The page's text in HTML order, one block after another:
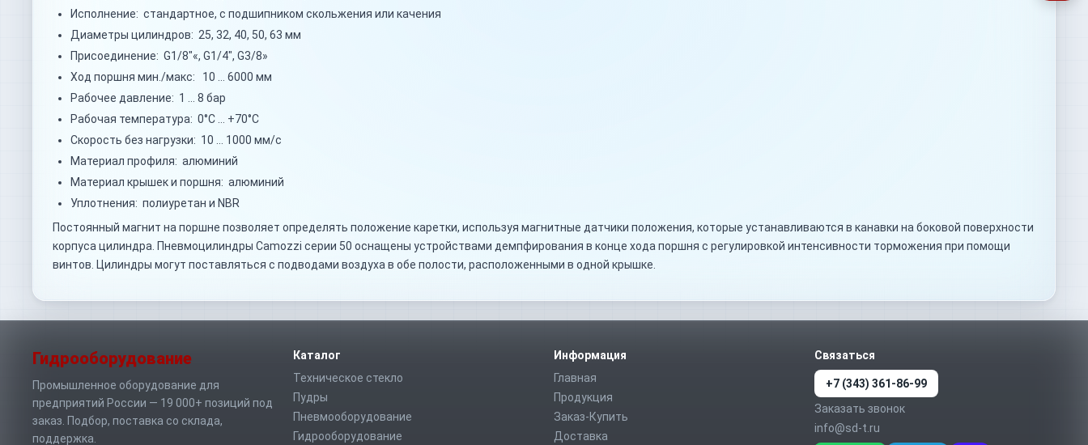
Исполнение: стандартное, с подшипником скольжения или качения
Диаметры цилиндров: 25, 32, 40, 50, 63 мм
Присоединение: G1/8"«, G1/4", G3/8»
Ход поршня мин./макс: 10 … 6000 мм
Рабочее давление: 1 … 8 бар
Рабочая температура: 0°C … +70°C
Скорость без нагрузки: 10 … 1000 мм/с
Материал профиля: алюминий
Материал крышек и поршня: алюминий
Уплотнения: полиуретан и NBR
Постоянный магнит на поршне позволяет определять положение каретки, используя магнитные датчики положения, которые устанавливаются в канавки на боковой поверхности
корпуса цилиндра. Пневмоцилиндры Camozzi серии 50 оснащены устройствами демпфирования в конце хода поршня с регулировкой интенсивности торможения при помощи
винтов. Цилиндры могут поставляться с подводами воздуха в обе полости, расположенными в одной крышке.
Гидрооборудование
Промышленное оборудование для
предприятий России — 19 000+ позиций под
заказ. Подбор, поставка со склада,
поддержка.
Каталог
Техническое стекло
Пудры
Пневмооборудование
Гидрооборудование
Информация
Главная
Продукция
Заказ-Купить
Доставка
Связаться
+7 (343) 361-86-99
Заказать звонок
info@sd-t.ru